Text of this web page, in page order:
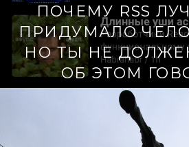
ПОЧЕМУ RSS
ПРИДУМАЛО
НО ТЫ НЕ
ОБ ЭТОМ